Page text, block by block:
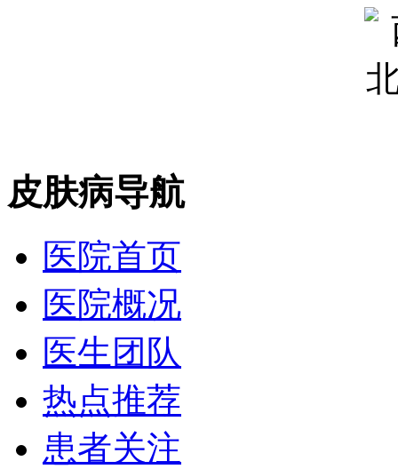
皮肤病导航
医院首页
医院概况
医生团队
热点推荐
患者关注